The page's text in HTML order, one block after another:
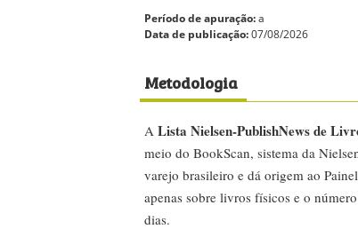
Período de apuração:a
Data de publicação:07/08/2026
Metodologia
A Lista Nielsen-PublishNews de
meio do BookScan, sistema da
varejo brasileiro e dá origem ao
apenas sobre livros físicos e o
dias.